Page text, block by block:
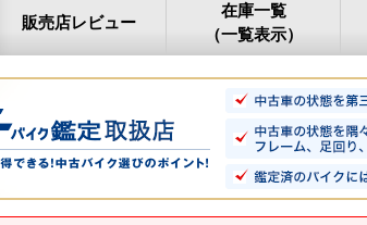
販売店レビュー
在庫一覧
（一覧表示）